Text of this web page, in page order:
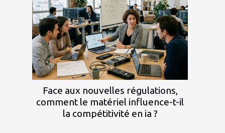
Face aux nouvelles régulations,
comment le matériel influence-t-il
la compétitivité en ia ?